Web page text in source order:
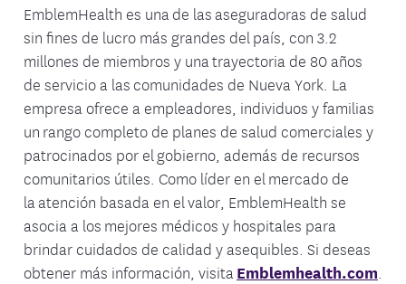
EmblemHealth es una de las aseguradoras de salud
sin fines de lucro más grandes del país, con 3.2
millones de miembros y una trayectoria de 80 años
de servicio a las comunidades de Nueva York. La
empresa ofrece a empleadores, individuos y familias
un rango completo de planes de salud comerciales y
patrocinados por el gobierno, además de recursos
comunitarios útiles. Como líder en el mercado de
la atención basada en el valor, EmblemHealth se
asocia a los mejores médicos y hospitales para
brindar cuidados de calidad y asequibles. Si deseas
obtener más información, visita Emblemhealth.com